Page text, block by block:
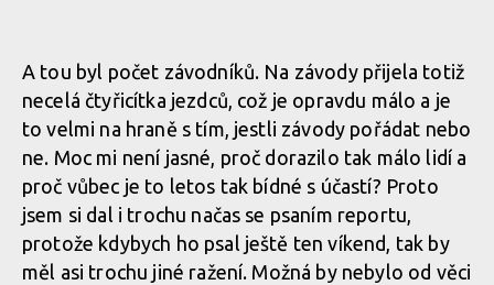
A tou byl počet závodníků. Na závody přijela totiž
necelá čtyřicítka jezdců, což je opravdu málo a je
to velmi na hraně s tím, jestli závody pořádat nebo
ne. Moc mi není jasné, proč dorazilo tak málo lidí a
proč vůbec je to letos tak bídné s účastí? Proto
jsem si dal i trochu načas se psaním reportu,
protože kdybych ho psal ještě ten víkend, tak by
měl asi trochu jiné ražení. Možná by nebylo od věci